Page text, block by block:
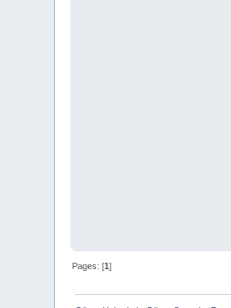
Pages: [1]